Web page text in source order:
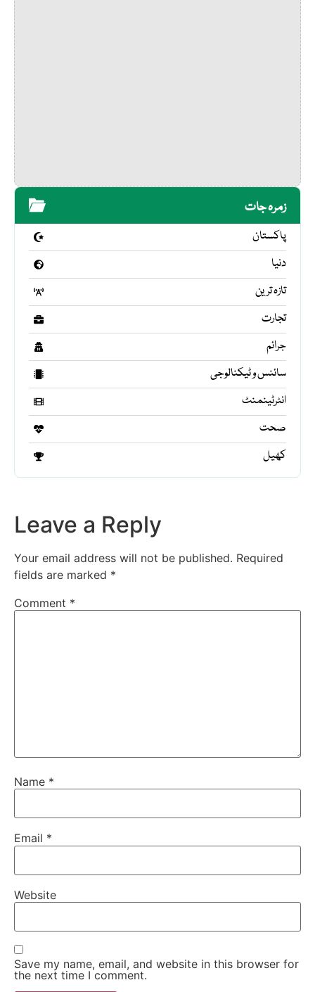
زمرہ جات
پاکستان
دنیا
تازہ ترین
تجارت
جرائم
سائنس و ٹیکنالوجی
انٹرٹینمنٹ
صحت
کھیل
Leave a Reply
Your email address will not be published. Required
fields are marked *
Comment *
Name *
Email *
Website
Save my name, email, and website in this browser for
the next time I comment.